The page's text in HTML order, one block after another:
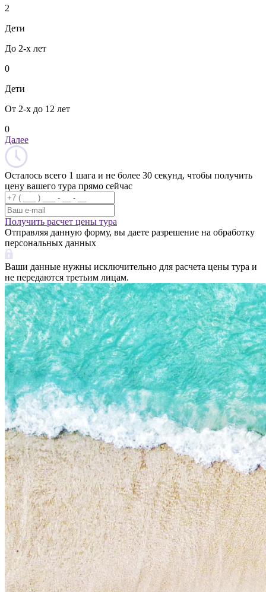
2
Дети
До 2-х лет
0
Дети
От 2-х до 12 лет
0
Далее
Осталось всего 1 шага и не более 30 секунд, чтобы получить
цену вашего тура прямо сейчас
Получить расчет цены тура
Отправляя данную форму, вы даете разрешение на обработку
персональных данных
Ваши данные нужны исключительно для расчета цены тура и
не передаются третьим лицам.